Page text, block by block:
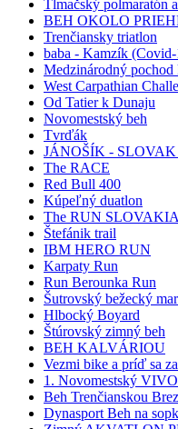
Tlmačský polmaratón
BEH OKOLO
Trenčiansky triatlon
baba - Kamzík
Medzinárodný
West Carpathian
Od Tatier k Dunaju
Novomestský beh
Tvrďák
JÁNOŠÍK -
The RACE
Red Bull 400
Kúpeľný duatlon
The RUN SLOVAKIA
Štefánik trail
IBM HERO RUN
Karpaty Run
Run Berounka Run
Šutrovský bežecký
Hlbocký Boyard
Štúrovský zimný beh
BEH KALVÁRIOU
Vezmi bike a príď sa
1. Novomestský
Beh Trenčianskou
Dynasport Beh na